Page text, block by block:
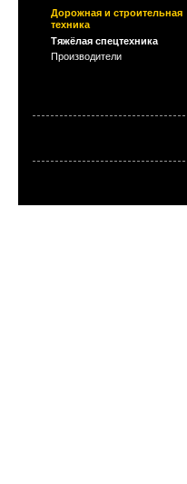
Дорожная и строительная
техника
Тяжёлая спецтехника
Производители